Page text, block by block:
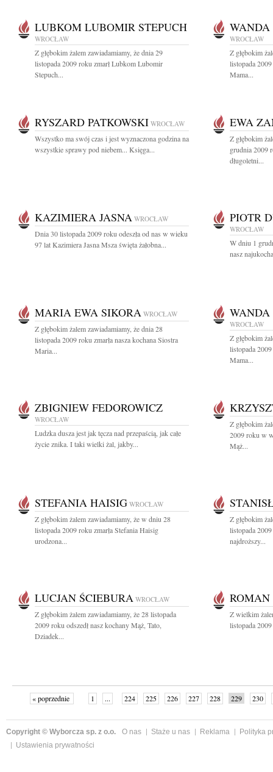
LUBKOM LUBOMIR STEPUCH
WROCŁAW
Z głębokim żalem zawiadamiamy, że dnia 29
listopada 2009 roku zmarł Lubkom Lubomir
Stepuch...
WROCŁAW
Z głębokim
listopada 2009
Mama...
RYSZARD PATKOWSKI WROCŁAW
Wszystko ma swój czas i jest wyznaczona godzina na
wszystkie sprawy pod niebem... Księga...
EWA
Z głębokim
grudnia 2009
długoletni...
KAZIMIERA JASNA WROCŁAW
Dnia 30 listopada 2009 roku odeszła od nas w wieku
97 lat Kazimiera Jasna Msza święta żałobna...
PIOTR
WROCŁAW
W dniu 1
nasz
MARIA EWA SIKORA WROCŁAW
Z głębokim żalem zawiadamiamy, że dnia 28
listopada 2009 roku zmarła nasza kochana Siostra
Maria...
WROCŁAW
Z głębokim
listopada 2009
Mama...
ZBIGNIEW FEDOROWICZ
WROCŁAW
Ludzka dusza jest jak tęcza nad przepaścią, jak całe
życie znika. I taki wielki żal, jakby...
Z głębokim
2009 roku w
Mąż...
STEFANIA HAISIG WROCŁAW
Z głębokim żalem zawiadamiamy, że w dniu 28
listopada 2009 roku zmarła Stefania Haisig
urodzona...
Z głębokim
listopada
najdroższy...
LUCJAN ŚCIEBURA WROCŁAW
Z głębokim żalem zawiadamiamy, że 28 listopada
2009 roku odszedł nasz kochany Mąż, Tato,
Dziadek...
Z wielkim
listopada
« poprzednie 1 ... 224 225 226 227 228 229
230
Copyright © Wyborcza sp. z o.o. O nas Staże u nas Reklama
Polityka
Ustawienia prywatności